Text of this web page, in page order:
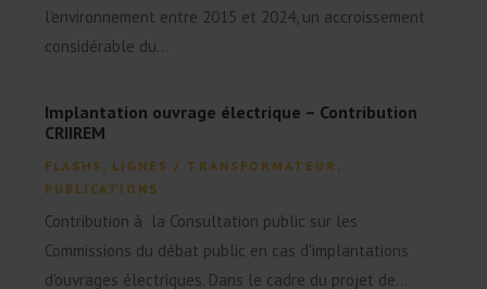
l’environnement entre 2015 et 2024, un accroissement
considérable du...
Implantation ouvrage électrique – Contribution
CRIIREM
FLASHS , LIGNES / TRANSFORMATEUR ,
PUBLICATIONS
Contribution à la Consultation public sur les
Commissions du débat public en cas d'implantations
d'ouvrages électriques. Dans le cadre du projet de...